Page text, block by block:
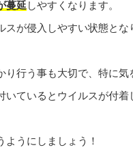
蔓延 しやすくなります。
が侵入しやすい状態とな
り行う事も大切で、特に気
ているとウイルスが付着
ようにしましょう！